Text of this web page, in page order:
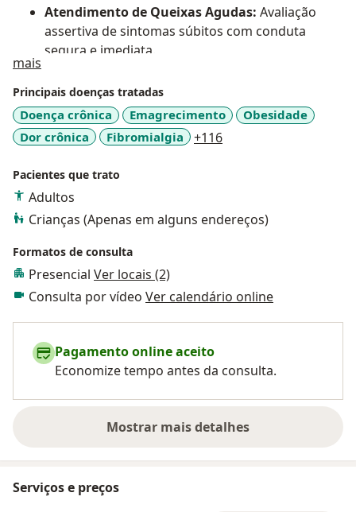
Atendimento de Queixas Agudas: Avaliação
assertiva de sintomas súbitos com conduta
segura e imediata.
foco em saúde e manutenção de resultados.
​Minha abordagem é direta e acolhedora: vamos
versão, dia após dia.
Será um prazer acompanhar você nessa
mudança. Vamos começar?
mais
Principais doenças tratadas
Doença crônica Emagrecimento
Obesidade
Dor crônica
Fibromialgia +116
Pacientes que trato
Adultos
Crianças (Apenas em alguns endereços)
Formatos de consulta
Presencial Ver locais (2)
Consulta por vídeo Ver calendário online
Pagamento online aceito
Economize tempo antes da consulta.
Mostrar mais detalhes
sobre a experiência
Serviços e preços